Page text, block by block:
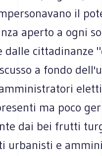
il
aperto a ogni
dalle cittadinanze
a fondo
ma poco
dai bei frutti
urbanisti e